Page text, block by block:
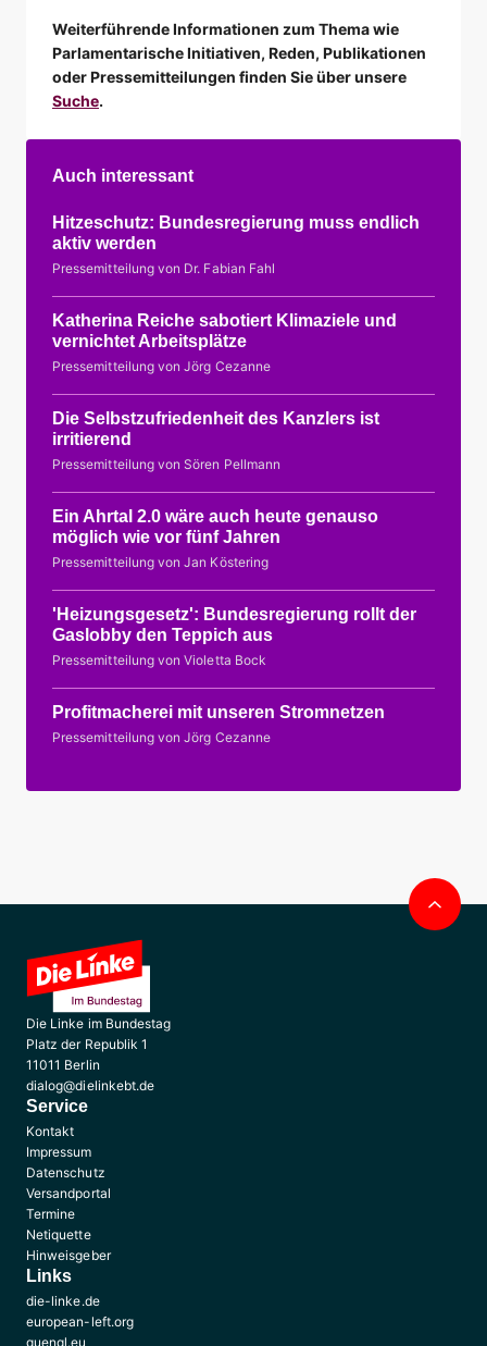
Weiterführende Informationen zum Thema wie
Parlamentarische Initiativen, Reden, Publikationen
oder Pressemitteilungen finden Sie über unsere
Suche.
Auch interessant
Hitzeschutz: Bundesregierung muss endlich
aktiv werden
Pressemitteilung von Dr. Fabian Fahl
Katherina Reiche sabotiert Klimaziele und
vernichtet Arbeitsplätze
Pressemitteilung von Jörg Cezanne
Die Selbstzufriedenheit des Kanzlers ist
irritierend
Pressemitteilung von Sören Pellmann
Ein Ahrtal 2.0 wäre auch heute genauso
möglich wie vor fünf Jahren
Pressemitteilung von Jan Köstering
'Heizungsgesetz': Bundesregierung rollt der
Gaslobby den Teppich aus
Pressemitteilung von Violetta Bock
Profitmacherei mit unseren Stromnetzen
Pressemitteilung von Jörg Cezanne
Die Linke im Bundestag
Platz der Republik 1
11011 Berlin
dialog@dielinkebt.de
Service
Kontakt
Impressum
Datenschutz
Versandportal
Termine
Netiquette
Hinweisgeber
Links
die-linke.de
european-left.org
guengl.eu